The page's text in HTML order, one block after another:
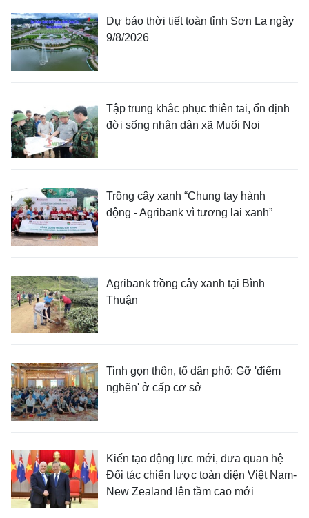
Dự báo thời tiết toàn tỉnh Sơn La ngày
9/8/2026
Tập trung khắc phục thiên tai, ổn định
đời sống nhân dân xã Muổi Nọi
Trồng cây xanh “Chung tay hành
động - Agribank vì tương lai xanh”
Agribank trồng cây xanh tại Bình
Thuận
Tinh gọn thôn, tổ dân phố: Gỡ 'điểm
nghẽn' ở cấp cơ sở
Kiến tạo động lực mới, đưa quan hệ
Đối tác chiến lược toàn diện Việt Nam-
New Zealand lên tầm cao mới